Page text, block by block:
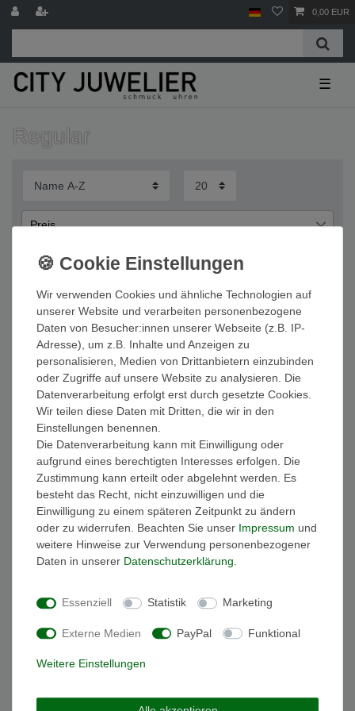
0,00 EUR
☰
Regular
Preis
― €
Übernehmen
Wichtige Informationen
FAQ Funkuhren
Wasserdichtheit
Geschenkverpackung
Batterieentsorgung
Zahlung
Versand
Sicher und Bequem bezahlen
Schneller und sicherer Versand
Wir verwenden Cookies und ähnliche Technologien auf
unserer Website und verarbeiten personenbezogene
Daten von Besucher:innen unserer Webseite (z.B. IP-
Adresse), um z.B. Inhalte und Anzeigen zu
personalisieren, Medien von Drittanbietern einzubinden
oder Zugriffe auf unsere Website zu analysieren. Die
Datenverarbeitung erfolgt erst durch gesetzte Cookies.
Wir teilen diese Daten mit Dritten, die wir in den
Einstellungen benennen.
Die Datenverarbeitung kann mit Einwilligung oder
aufgrund eines berechtigten Interesses erfolgen. Die
Zustimmung kann erteilt oder abgelehnt werden. Es
besteht das Recht, nicht einzuwilligen und die
Einwilligung zu einem späteren Zeitpunkt zu ändern
oder zu widerrufen. Beachten Sie unser Impressum und
weitere Hinweise zur Verwendung personenbezogener
Daten in unserer Daten­schutz­erklärung
Essenziell Statistik Marketing
Externe Medien PayPal Funktional
Weitere Einstellungen